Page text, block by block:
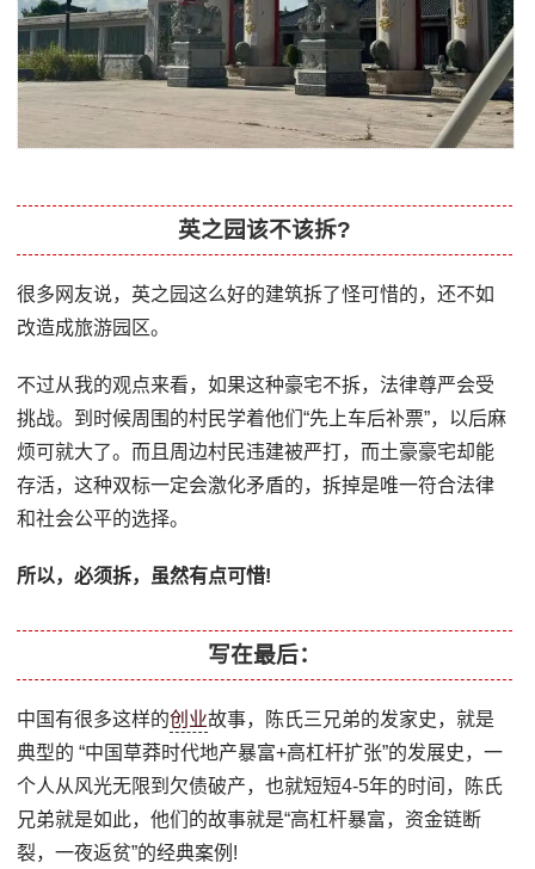
英之园该不该拆?
很多网友说，英之园这么好的建筑拆了怪可惜的，还不如
改造成旅游园区。
不过从我的观点来看，如果这种豪宅不拆，法律尊严会受
挑战。到时候周围的村民学着他们“先上车后补票”，以后麻
烦可就大了。而且周边村民违建被严打，而土豪豪宅却能
存活，这种双标一定会激化矛盾的，拆掉是唯一符合法律
和社会公平的选择。
所以，必须拆，虽然有点可惜!
写在最后：
中国有很多这样的创业故事，陈氏三兄弟的发家史，就是
典型的 “中国草莽时代地产暴富+高杠杆扩张”的发展史，一
个人从风光无限到欠债破产，也就短短4-5年的时间，陈氏
兄弟就是如此，他们的故事就是“高杠杆暴富，资金链断
裂，一夜返贫”的经典案例!